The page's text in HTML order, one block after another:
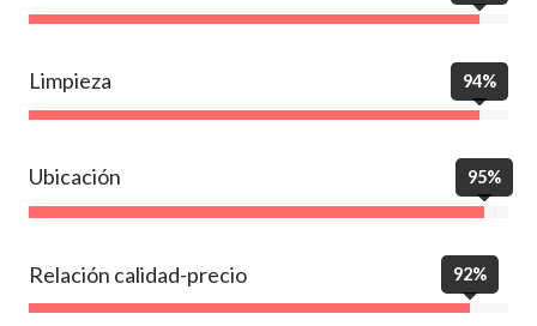
Limpieza 94%
Ubicación 95%
Relación calidad-precio 92%